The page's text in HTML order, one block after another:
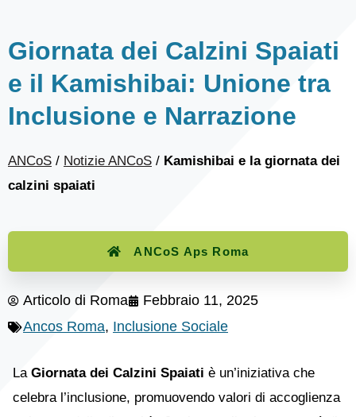
Giornata dei Calzini Spaiati
e il Kamishibai: Unione tra
Inclusione e Narrazione
ANCoS / Notizie ANCoS / Kamishibai e la giornata dei
calzini spaiati
ANCoS Aps Roma
Articolo di Roma
Febbraio 11, 2025
Ancos Roma, Inclusione Sociale
La Giornata dei Calzini Spaiati è un’iniziativa che
celebra l’inclusione, promuovendo valori di accoglienza